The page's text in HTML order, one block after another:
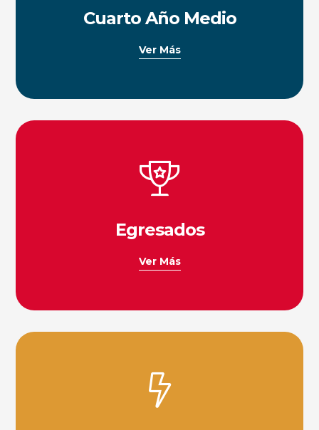
Cuarto Año Medio
Ver Más
Egresados
Ver Más